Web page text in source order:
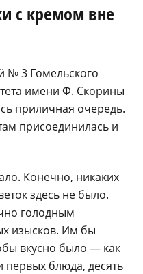
с кремом вне
№ 3 Гомельского
имени Ф. Скорины
приличная очередь.
присоединилась и
Конечно, никаких
здесь не было.
голодным
изысков. Им бы
вкусно было — как
блюда, десять